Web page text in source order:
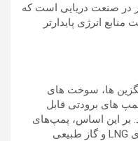
در صنعت دریایی است که
انرژی پایدارتر
ها، سوخت های
پمپ های برودتی قابل
بر این اساس، پمپ‌های
سرمایشی در جایگاه‌های سوخت‌گیری LNG و گاز طبیعی